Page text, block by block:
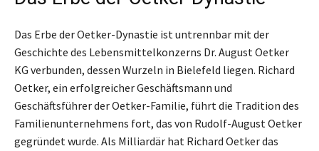
Das Erbe der Oetker-Dynastie ist untrennbar mit der
Geschichte des Lebensmittelkonzerns Dr. August Oetker
KG verbunden, dessen Wurzeln in Bielefeld liegen. Richard
Oetker, ein erfolgreicher Geschäftsmann und
Geschäftsführer der Oetker-Familie, führt die Tradition des
Familienunternehmens fort, das von Rudolf-August Oetker
gegründet wurde. Als Milliardär hat Richard Oetker das